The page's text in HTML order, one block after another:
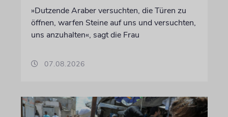
»Dutzende Araber versuchten, die Türen zu
öffnen, warfen Steine auf uns und versuchten,
uns anzuhalten«, sagt die Frau
07.08.2026